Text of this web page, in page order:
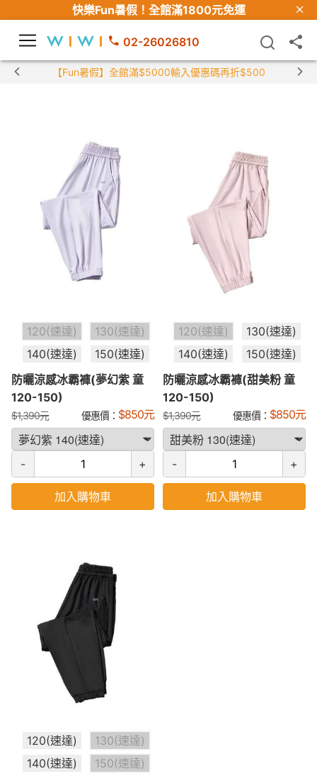
快樂Fun暑假！ 全館滿1800元免運
02-26026810
【Fun暑假】全館滿$5000輸入優惠碼再折$500
120(速達)
130(速達)
140(速達)
150(速達)
防曬涼感冰霸褲(夢幻紫 童
120-150)
$1,390元 優惠價： $850元
- +
加入購物車
120(速達)
130(速達)
140(速達)
150(速達)
防曬涼感冰霸褲(甜美粉 童
120-150)
$1,390元 優惠價： $850元
- +
加入購物車
120(速達)
130(速達)
140(速達)
150(速達)